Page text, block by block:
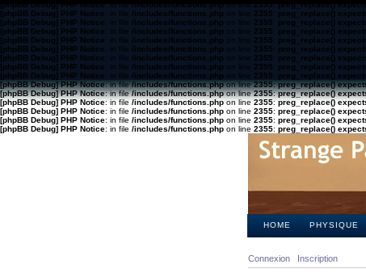
[phpBB Debug] PHP Notice: in file/includes/functions.phpon line2355:preg_replace()
[phpBB Debug] PHP Notice: in file /includes/functions.php on line 2355: preg_replace()
[phpBB Debug] PHP Notice: in file /includes/functions.php on line 2355: preg_replace()
[phpBB Debug] PHP Notice: in file /includes/functions.php on line 2355: preg_replace()
[phpBB Debug] PHP Notice: in file /includes/functions.php on line 2355: preg_replace()
[phpBB Debug] PHP Notice: in file /includes/functions.php on line 2355: preg_replace()
[phpBB Debug] PHP Notice: in file /includes/functions.php on line 2355: preg_replace()
[phpBB Debug] PHP Notice: in file /includes/functions.php on line 2355: preg_replace()
[phpBB Debug] PHP Notice: in file /includes/functions.php on line 2355: preg_replace()
[phpBB Debug] PHP Notice: in file/includes/functions.phpon line2355:preg_replace()
[phpBB Debug] PHP Notice: in file/includes/functions.phpon line2355:preg_replace()
[phpBB Debug] PHP Notice: in file/includes/functions.phpon line2355:preg_replace()
[phpBB Debug] PHP Notice: in file /includes/functions.php on line 2355: preg_replace()
[phpBB Debug] PHP Notice: in file /includes/functions.php on line 2355: preg_replace()
[phpBB Debug] PHP Notice: in file /includes/functions.php on line 2355: preg_replace()
HOME PHYSIQUE
Connexion Inscription